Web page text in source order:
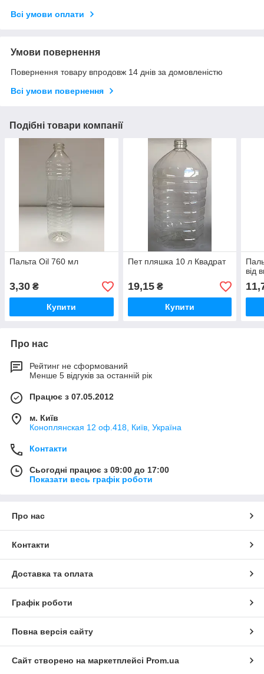
Всі умови оплати
Умови повернення
Повернення товару впродовж 14 днів за домовленістю
Всі умови повернення
Подібні товари компанії
Пальта Оil 760 мл
3,30 ₴
Купити
Пет пляшка 10 л Квадрат
19,15₴
Купити
від
Про нас
Рейтинг не сформований
Менше 5 відгуків за останній рік
Працює з 07.05.2012
м. Київ
Коноплянская 12 оф.418, Київ, Україна
Контакти
Сьогодні працює з 09:00 до 17:00
Показати весь графік роботи
Про нас
Контакти
Доставка та оплата
Графік роботи
Повна версія сайту
Сайт створено на маркетплейсі Prom.ua